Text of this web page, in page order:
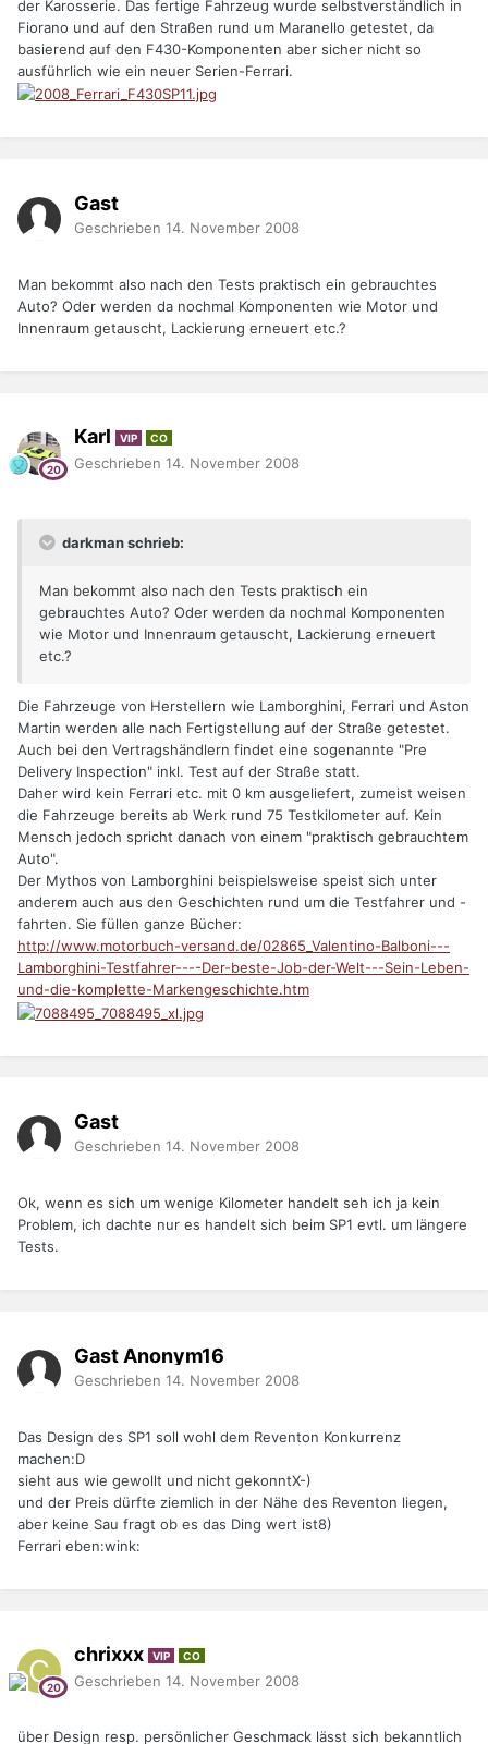
der Karosserie. Das fertige Fahrzeug wurde selbstverständlich in
Fiorano und auf den Straßen rund um Maranello getestet, da
basierend auf den F430-Komponenten aber sicher nicht so
ausführlich wie ein neuer Serien-Ferrari.
Gast
Geschrieben 14. November 2008
Man bekommt also nach den Tests praktisch ein gebrauchtes
Auto? Oder werden da nochmal Komponenten wie Motor und
Innenraum getauscht, Lackierung erneuert etc.?
Karl VIP CO
Geschrieben 14. November 2008
darkman schrieb:
Man bekommt also nach den Tests praktisch ein
gebrauchtes Auto? Oder werden da nochmal Komponenten
wie Motor und Innenraum getauscht, Lackierung erneuert
etc.?
Die Fahrzeuge von Herstellern wie Lamborghini, Ferrari und Aston
Martin werden alle nach Fertigstellung auf der Straße getestet.
Auch bei den Vertragshändlern findet eine sogenannte "Pre
Delivery Inspection" inkl. Test auf der Straße statt.
Daher wird kein Ferrari etc. mit 0 km ausgeliefert, zumeist weisen
die Fahrzeuge bereits ab Werk rund 75 Testkilometer auf. Kein
Mensch jedoch spricht danach von einem "praktisch gebrauchtem
Auto".
Der Mythos von Lamborghini beispielsweise speist sich unter
anderem auch aus den Geschichten rund um die Testfahrer und -
fahrten. Sie füllen ganze Bücher:
http://www.motorbuch-versand.de/02865_Valentino-Balboni---
Lamborghini-Testfahrer----Der-beste-Job-der-Welt---Sein-Leben-
und-die-komplette-Markengeschichte.htm
Gast
Geschrieben 14. November 2008
Ok, wenn es sich um wenige Kilometer handelt seh ich ja kein
Problem, ich dachte nur es handelt sich beim SP1 evtl. um längere
Tests.
Gast Anonym16
Geschrieben 14. November 2008
Das Design des SP1 soll wohl dem Reventon Konkurrenz
machen:D
sieht aus wie gewollt und nicht gekonntX-)
und der Preis dürfte ziemlich in der Nähe des Reventon liegen,
aber keine Sau fragt ob es das Ding wert ist8)
Ferrari eben:wink:
chrixxx VIP CO
Geschrieben 14. November 2008
über Design resp. persönlicher Geschmack lässt sich bekanntlich